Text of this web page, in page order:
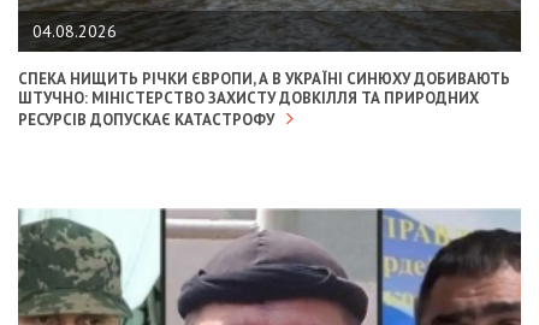
04.08.2026
СПЕКА НИЩИТЬ РІЧКИ ЄВРОПИ, А В УКРАЇНІ СИНЮХУ ДОБИВАЮТЬ
ШТУЧНО: МІНІСТЕРСТВО ЗАХИСТУ ДОВКІЛЛЯ ТА ПРИРОДНИХ
РЕСУРСІВ ДОПУСКАЄ КАТАСТРОФУ